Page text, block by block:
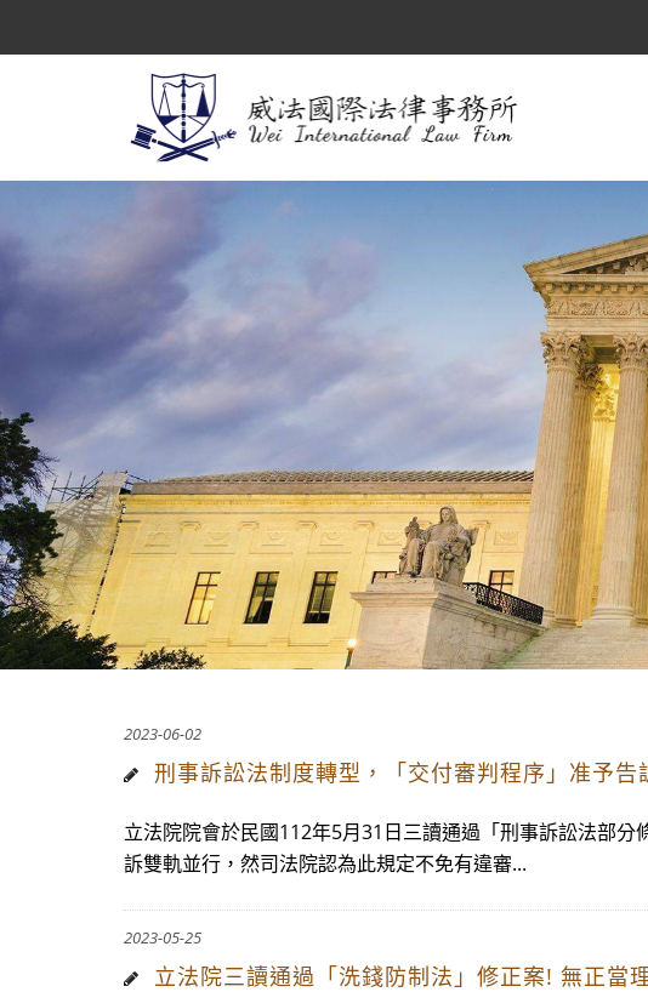
2023-06-02
刑事訴訟法制度轉型，「交付審判程序」准予告
立法院院會於民國112年5月31日三讀通過「刑事訴訟法部
訴雙軌並行，然司法院認為此規定不免有違審...
2023-05-25
立法院三讀通過「洗錢防制法」修正案! 無正當